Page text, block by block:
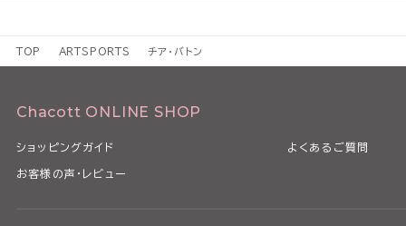
TOP ARTSPORTS チア・バトン
Chacott ONLINE SHOP
ショッピングガイド よくあるご質問
お客様の声・レビュー